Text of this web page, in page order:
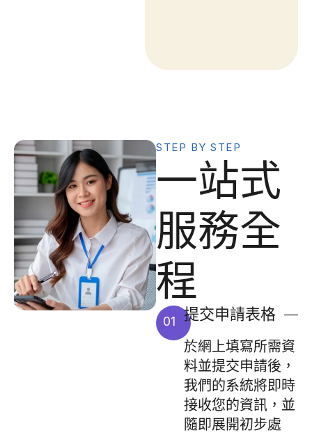
STEP BY STEP
一站式
服務全
程
01 提交申請表格
於網上填寫所需資
料並提交申請後，
我們的系統將即時
接收您的資訊，並
隨即展開初步處